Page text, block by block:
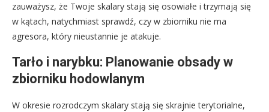
zauważysz, że Twoje skalary stają się osowiałe i trzymają się
w kątach, natychmiast sprawdź, czy w zbiorniku nie ma
agresora, który nieustannie je atakuje.
Tarło i narybku: Planowanie obsady w
zbiorniku hodowlanym
W okresie rozrodczym skalary stają się skrajnie terytorialne,